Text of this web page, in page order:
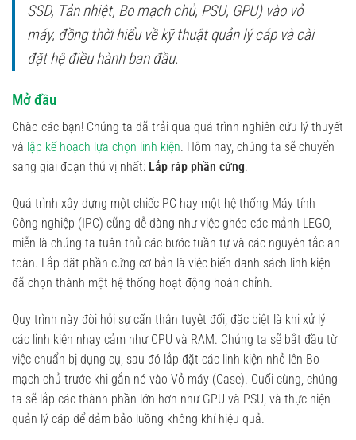
SSD, Tản nhiệt, Bo mạch chủ, PSU, GPU) vào vỏ
máy, đồng thời hiểu về kỹ thuật quản lý cáp và cài
đặt hệ điều hành ban đầu.
Mở đầu
Chào các bạn! Chúng ta đã trải qua quá trình nghiên cứu lý thuyết
và lập kế hoạch lựa chọn linh kiện. Hôm nay, chúng ta sẽ chuyển
sang giai đoạn thú vị nhất: Lắp ráp phần cứng.
Quá trình xây dựng một chiếc PC hay một hệ thống Máy tính
Công nghiệp (IPC) cũng dễ dàng như việc ghép các mảnh LEGO,
miễn là chúng ta tuân thủ các bước tuần tự và các nguyên tắc an
toàn. Lắp đặt phần cứng cơ bản là việc biến danh sách linh kiện
đã chọn thành một hệ thống hoạt động hoàn chỉnh.
Quy trình này đòi hỏi sự cẩn thận tuyệt đối, đặc biệt là khi xử lý
các linh kiện nhạy cảm như CPU và RAM. Chúng ta sẽ bắt đầu từ
việc chuẩn bị dụng cụ, sau đó lắp đặt các linh kiện nhỏ lên Bo
mạch chủ trước khi gắn nó vào Vỏ máy (Case). Cuối cùng, chúng
ta sẽ lắp các thành phần lớn hơn như GPU và PSU, và thực hiện
quản lý cáp để đảm bảo luồng không khí hiệu quả.